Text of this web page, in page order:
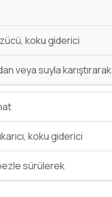
koku giderici
veya suyla karıştırarak
koku giderici
sürülerek